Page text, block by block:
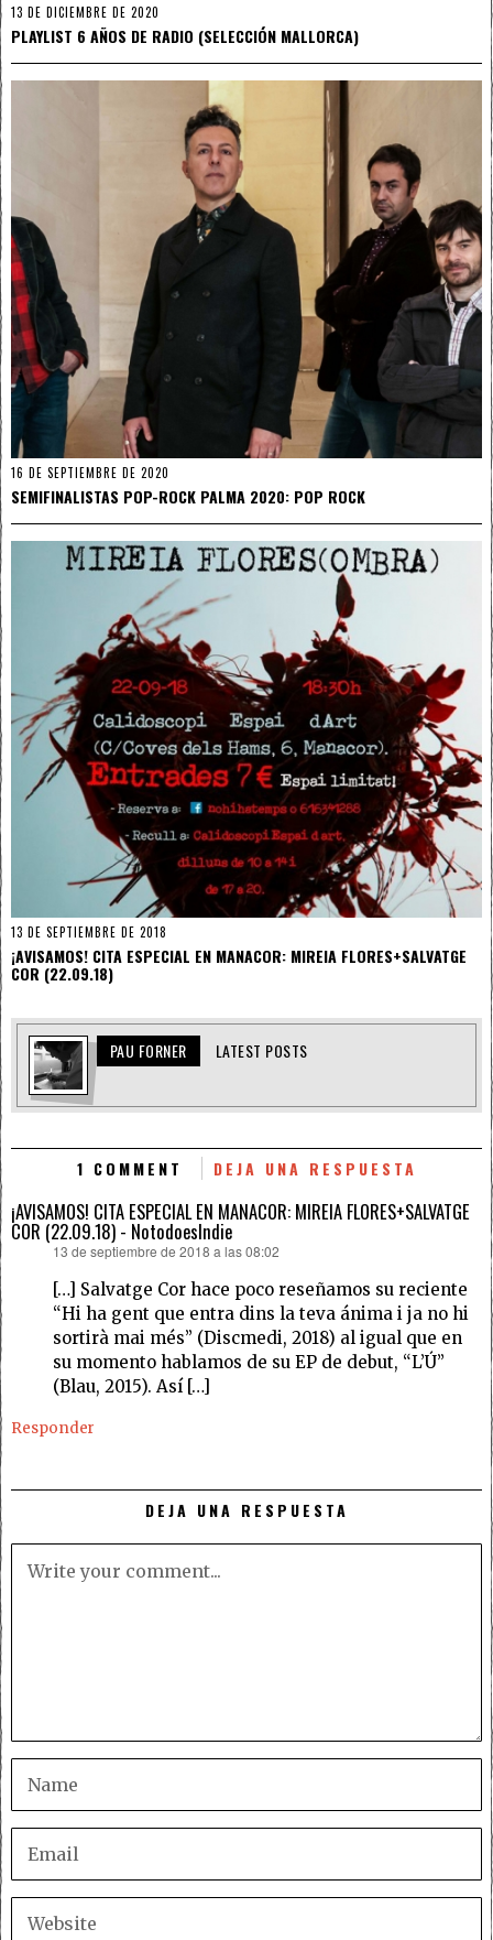
13 DE DICIEMBRE DE 2020
PLAYLIST 6 AÑOS DE RADIO (SELECCIÓN MALLORCA)
16 DE SEPTIEMBRE DE 2020
SEMIFINALISTAS POP-ROCK PALMA 2020: POP ROCK
13 DE SEPTIEMBRE DE 2018
¡AVISAMOS! CITA ESPECIAL EN MANACOR: MIREIA FLORES+SALVATGE
COR (22.09.18)
PAU FORNER LATEST POSTS
1 COMMENT DEJA UNA RESPUESTA
¡AVISAMOS! CITA ESPECIAL EN MANACOR: MIREIA FLORES+SALVATGE
COR (22.09.18) - NotodoesIndie
13 de septiembre de 2018 a las 08:02
[…] Salvatge Cor hace poco reseñamos su reciente
“Hi ha gent que entra dins la teva ánima i ja no hi
sortirà mai més” (Discmedi, 2018) al igual que en
su momento hablamos de su EP de debut, “L’Ú”
(Blau, 2015). Así […]
Responder
DEJA UNA RESPUESTA